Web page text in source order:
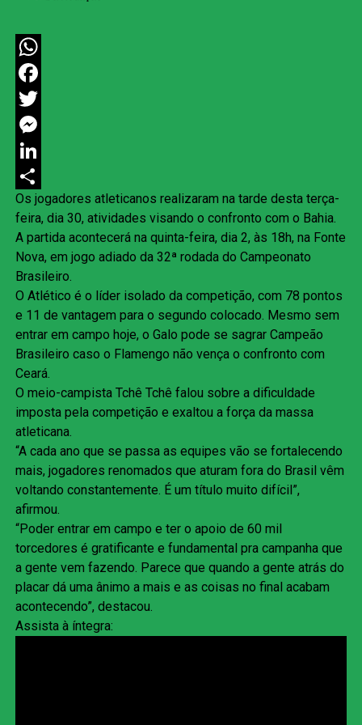
WhatsApp
Facebook
Twitter
Messenger
LinkedIn
Share
Os jogadores atleticanos realizaram na tarde desta terça-
feira, dia 30, atividades visando o confronto com o Bahia.
A partida acontecerá na quinta-feira, dia 2, às 18h, na Fonte
Nova, em jogo adiado da 32ª rodada do Campeonato
Brasileiro.
O Atlético é o líder isolado da competição, com 78 pontos
e 11 de vantagem para o segundo colocado. Mesmo sem
entrar em campo hoje, o Galo pode se sagrar Campeão
Brasileiro caso o Flamengo não vença o confronto com
Ceará.
O meio-campista Tchê Tchê falou sobre a dificuldade
imposta pela competição e exaltou a força da massa
atleticana.
“A cada ano que se passa as equipes vão se fortalecendo
mais, jogadores renomados que aturam fora do Brasil vêm
voltando constantemente. É um título muito difícil”,
afirmou.
“Poder entrar em campo e ter o apoio de 60 mil
torcedores é gratificante e fundamental pra campanha que
a gente vem fazendo. Parece que quando a gente atrás do
placar dá uma ânimo a mais e as coisas no final acabam
acontecendo”, destacou.
Assista à íntegra: